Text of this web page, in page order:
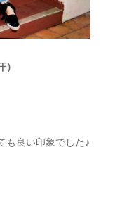
も良い印象でした♪